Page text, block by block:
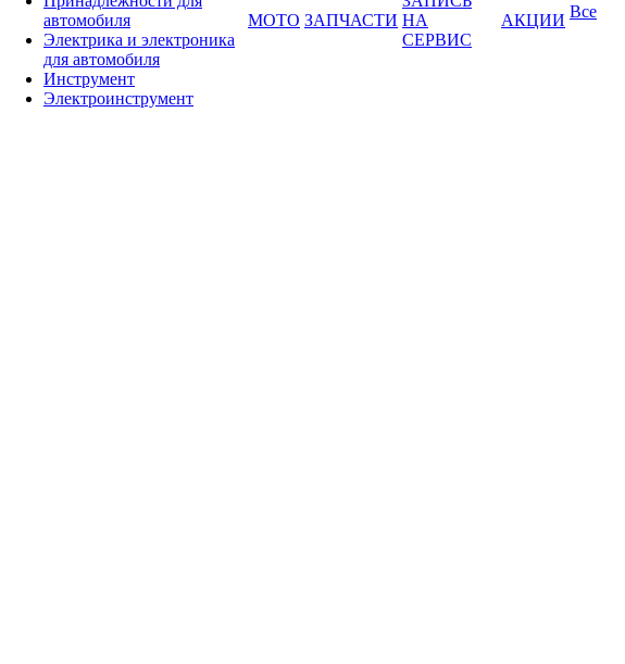
автомобиля
Электрика и электроника
для автомобиля
Инструмент
Электроинструмент
МОТО ЗАПЧАСТИ НА
СЕРВИС
АКЦИИ Все